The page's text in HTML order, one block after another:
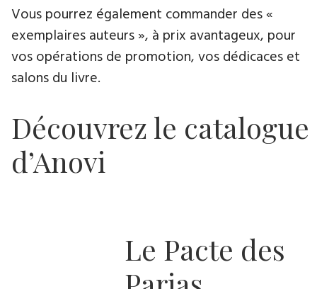
Vous pourrez également commander des «
exemplaires auteurs », à prix avantageux, pour
vos opérations de promotion, vos dédicaces et
salons du livre.
Découvrez le catalogue
d’Anovi
Le Pacte des